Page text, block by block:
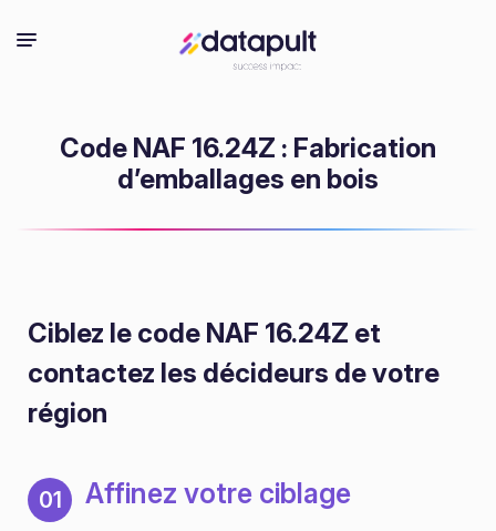
Code NAF 16.24Z : Fabrication
d’emballages en bois
Ciblez le code NAF 16.24Z et
contactez les décideurs de votre
région
01 Affinez votre ciblage